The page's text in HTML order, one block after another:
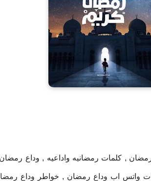
, كلمات رمضانيه واداعيه , وداع
واتس اب وداع رمضان , خواطر وداع